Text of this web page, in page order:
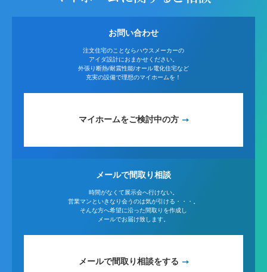
お問い合わせ
注文住宅のことならハウスメーカーの
アイダ設計におまかせください。
外張り断熱/耐震性能/オール電化住宅など
充実の設備で理想のマイホームを！
マイホームをご検討中の方
メールで間取り相談
時間がなくて展示会へ行けない。
営業マンといきなり会うのは気が引ける・・・。
そんな方へ希望に沿った間取りを作成し
メールでお届け致します。
メールで間取り相談をする